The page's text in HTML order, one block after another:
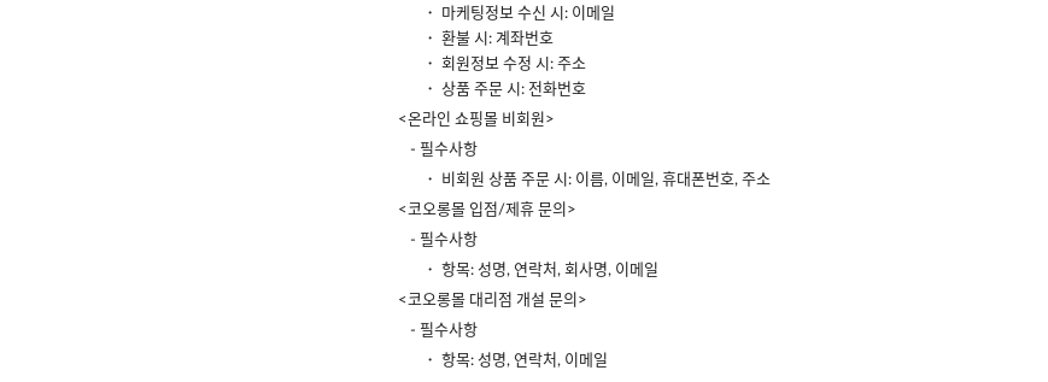
・ 마케팅정보 수신 시: 이메일
・ 환불 시: 계좌번호
・ 회원정보 수정 시: 주소
・ 상품 주문 시: 전화번호
<온라인 쇼핑몰 비회원>
- 필수사항
・ 비회원 상품 주문 시: 이름, 이메일, 휴대폰번호, 주소
<코오롱몰 입점/제휴 문의>
- 필수사항
・ 항목: 성명, 연락처, 회사명, 이메일
<코오롱몰 대리점 개설 문의>
- 필수사항
・ 항목: 성명, 연락처, 이메일